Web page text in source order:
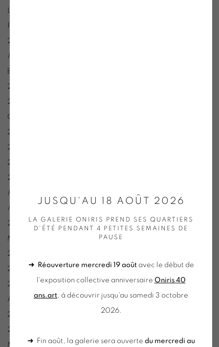
La Matière remuée, Espace Paul Rebeyrolle, Eymoutiers,
France
2016 :
Philippe Cognée, Stephan Balkenhol
Branca, Saint-Louis
2016 :
2015 : FRAC Auvergne
Chapelle de la visitation, Brioude
2014 : Biennale de Busan, Busan, Corée du Sud
2014 : Château de Chambord
2013 :
2011 :
French Window: Looking at Contemporary Art through the
Marcel Duchamp Prize
2010 :C’est la vie! Vanités de Caravage à Damien Hirst, Musée
Maillol, Paris
2009 :
2006 : Institut Français de Berlin, Berlin, Allemagne
2005 : Nouvelle vague, Centre Georges Pompidou, Paris
Art Museum of Shanghai, Chine
2002 : , CESAC, Caraglio, Italie
2001 :
Manila, Manille, Philippines
JUSQU'AU 18 AOÛT 2026
LA GALERIE ONIRIS PREND SES QUARTIERS
D'ÉTÉ PENDANT 4 PETITES SEMAINES DE
PAUSE
➜ Réouverture mercredi 19 aoûtavec le début de
l'exposition collective anniversaire Oniris 40
ans.art , à découvrir jusqu'au samedi 3 octobre
2026.
➜ Fin août, la galerie sera ouverte du mercredi au